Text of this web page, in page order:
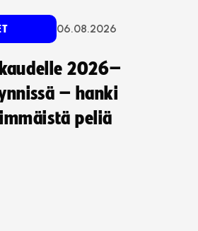
06.08.2026
2026–
– hanki
peliä